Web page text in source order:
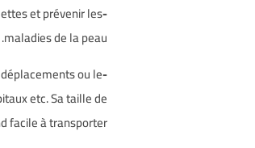
-Housse de siège jetable :
et prévenir les
maladies de la peau.
-Tapis de toilette portable :
ou le
etc. Sa taille de
facile à transporter.